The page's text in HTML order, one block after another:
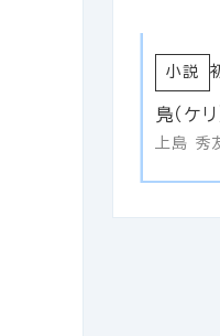
小説
鳬（ケリ
上島 秀